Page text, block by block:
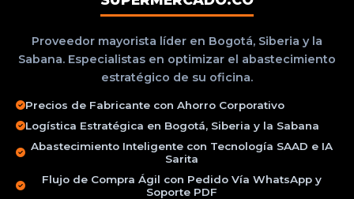
Proveedor mayorista líder en Bogotá, Siberia y la
Sabana. Especialistas en optimizar el abastecimiento
estratégico de su oficina.
Precios de Fabricante con Ahorro Corporativo
Logística Estratégica en Bogotá, Siberia y la Sabana
Abastecimiento Inteligente con Tecnología SAAD e IA
Sarita
Flujo de Compra Ágil con Pedido Vía WhatsApp y
Soporte PDF